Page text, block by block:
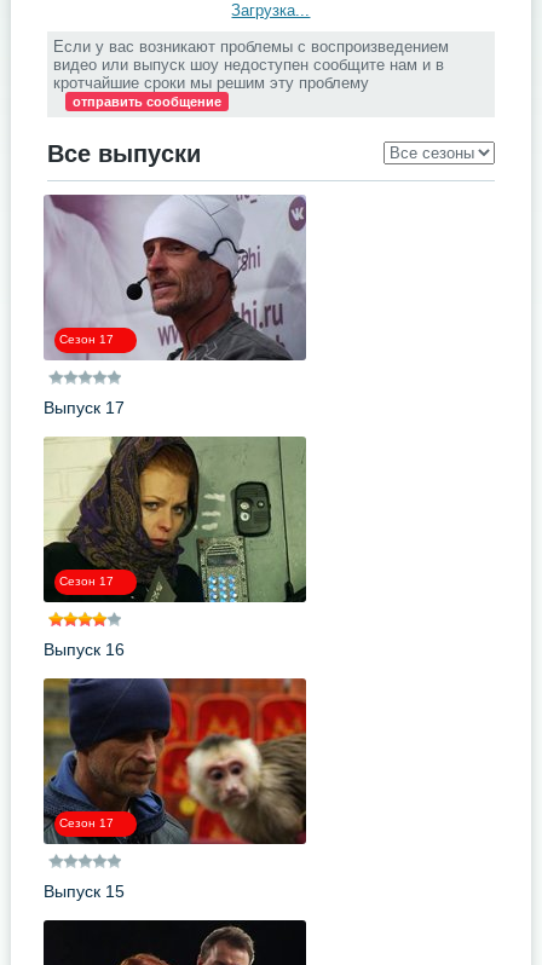
Загрузка...
Если у вас возникают проблемы с воспроизведением
видео или выпуск шоу недоступен сообщите нам и в
кротчайшие сроки мы решим эту проблему
отправить сообщение
Все выпуски
Сезон 17
Выпуск 17
Сезон 17
Выпуск 16
Сезон 17
Выпуск 15